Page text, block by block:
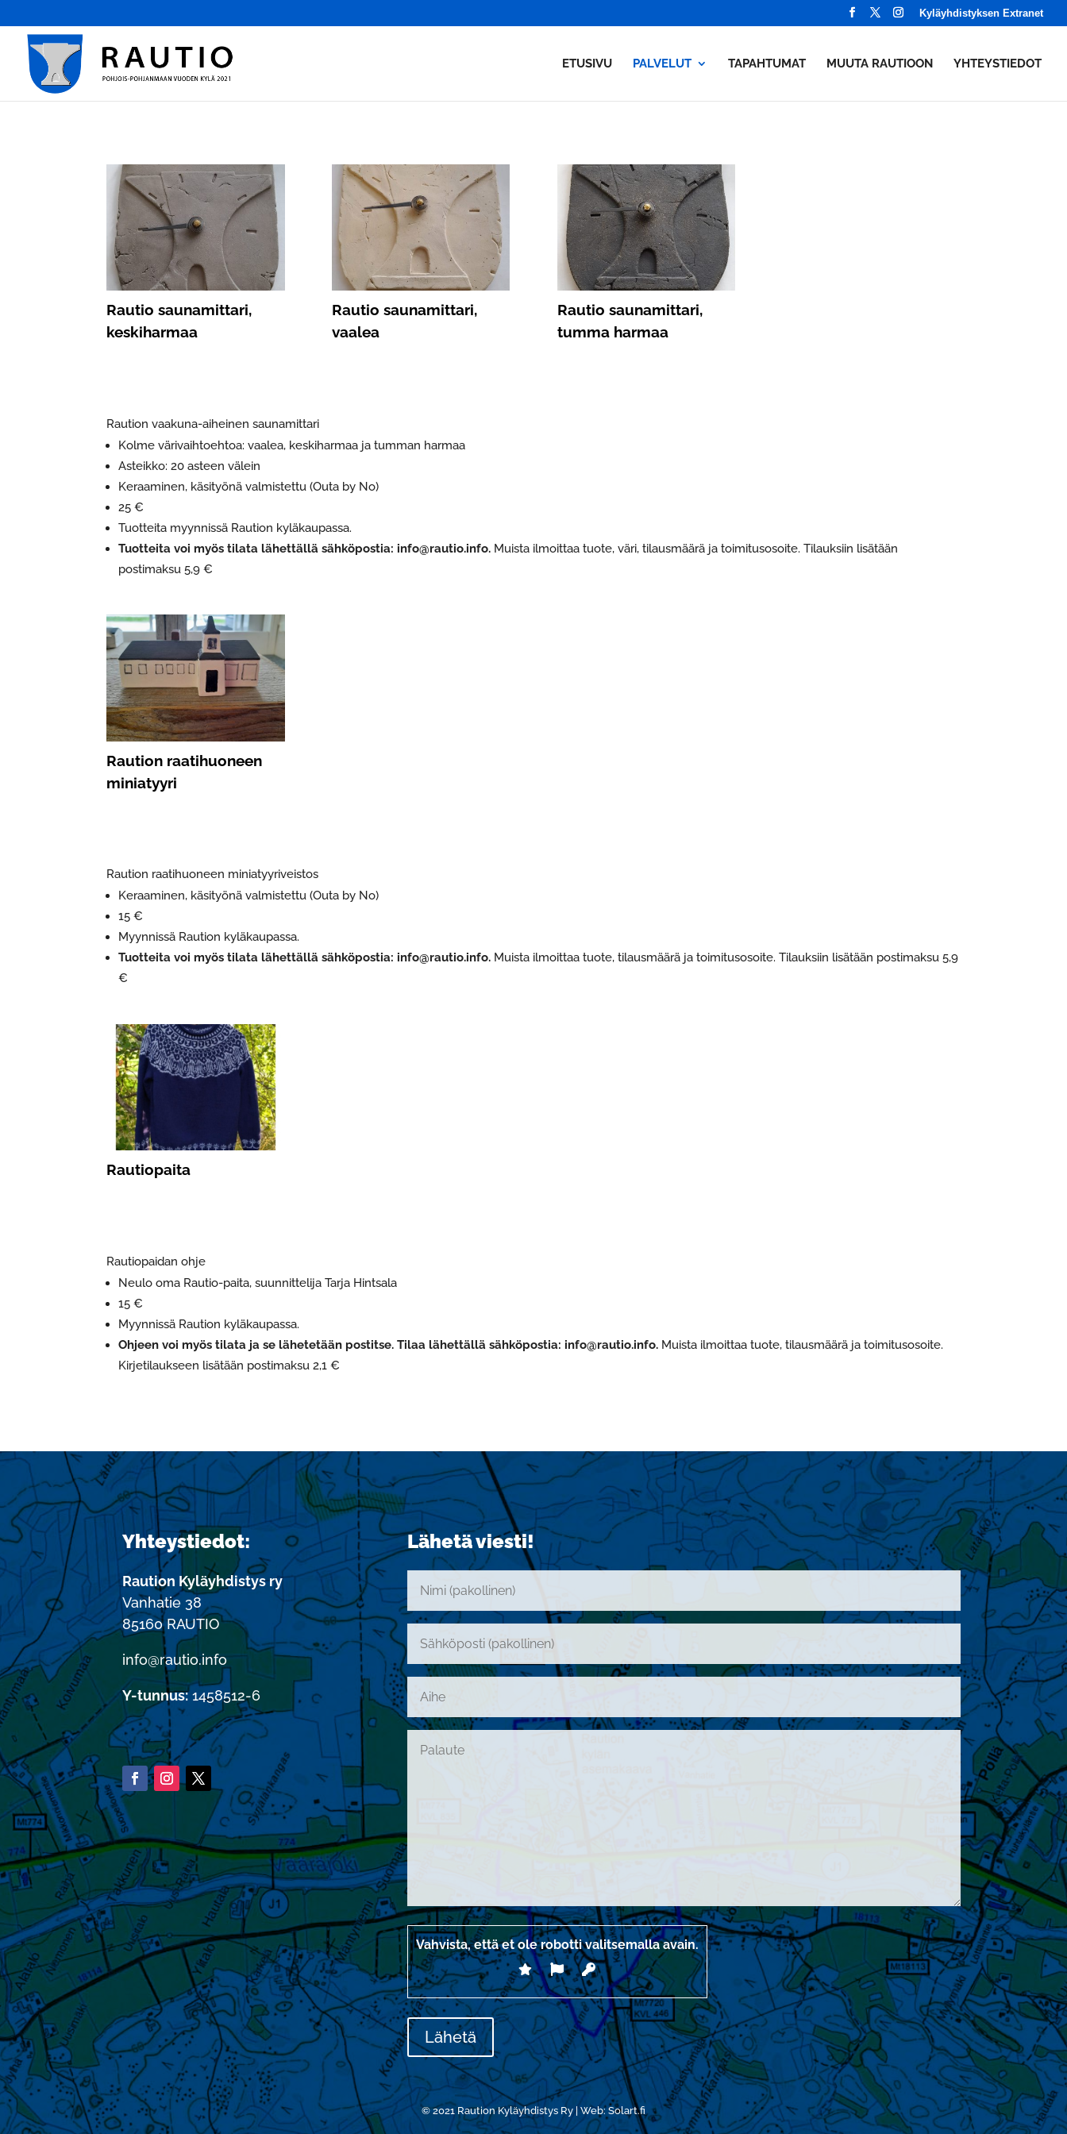
Kyläyhdistyksen Extranet
ETUSIVU PALVELUT TAPAHTUMAT MUUTA RAUTIOON YHTEYSTIEDOT
Rautio saunamittari,
keskiharmaa
Rautio saunamittari,
vaalea
Rautio saunamittari,
tumma harmaa
Raution vaakuna-aiheinen saunamittari
Kolme värivaihtoehtoa: vaalea, keskiharmaa ja tumman harmaa
Asteikko: 20 asteen välein
Keraaminen, käsityönä valmistettu (Outa by No)
25 €
Tuotteita myynnissä Raution kyläkaupassa.
Tuotteita voi myös tilata lähettällä sähköpostia: info@rautio.info. Muista ilmoittaa tuote, väri, tilausmäärä ja toimitusosoite. Tilauksiin lisätään
postimaksu 5,9 €
Raution raatihuoneen
miniatyyri
Raution raatihuoneen miniatyyriveistos
Keraaminen, käsityönä valmistettu (Outa by No)
15 €
Myynnissä Raution kyläkaupassa.
Tuotteita voi myös tilata lähettällä sähköpostia: info@rautio.info. Muista ilmoittaa tuote, tilausmäärä ja toimitusosoite. Tilauksiin lisätään postimaksu 5,9
€
Rautiopaita
Rautiopaidan ohje
Neulo oma Rautio-paita, suunnittelija Tarja Hintsala
15 €
Myynnissä Raution kyläkaupassa.
Ohjeen voi myös tilata ja se lähetetään postitse. Tilaa lähettällä sähköpostia: info@rautio.info. Muista ilmoittaa tuote, tilausmäärä ja toimitusosoite.
Kirjetilaukseen lisätään postimaksu 2,1 €
Yhteystiedot:
Raution Kyläyhdistys ry
Vanhatie 38
85160 RAUTIO
info@rautio.info
Y-tunnus:1458512-6
Lähetä viesti!
Vahvista, että et ole robotti valitsemallaavain.
© 2021Raution Kyläyhdistys Ry | Web:Solart.fi